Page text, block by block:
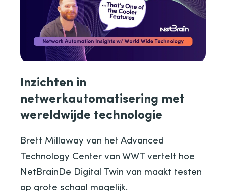
Inzichten in
netwerkautomatisering met
wereldwijde technologie
Brett Millaway van het Advanced
Technology Center van WWT vertelt hoe
NetBrainDe Digital Twin van maakt testen
op grote schaal mogelijk.